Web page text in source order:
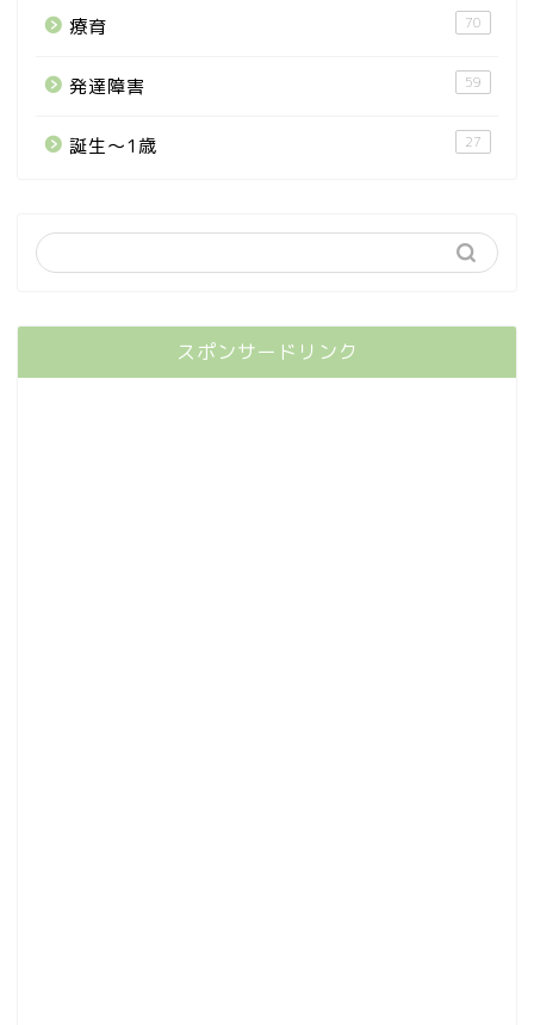
療育 70
発達障害 59
誕生〜1歳 27
スポンサードリンク